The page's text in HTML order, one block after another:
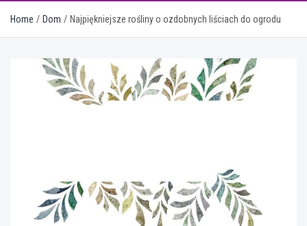
Home Dom Najpiękniejsze rośliny o ozdobnych liściach do ogrodu